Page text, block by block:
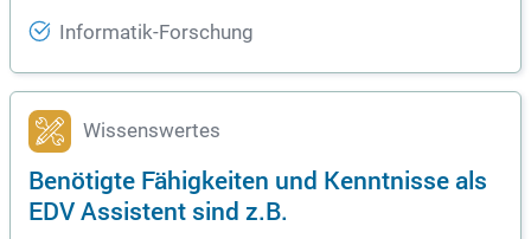
Informatik-Forschung
Wissenswertes
Benötigte Fähigkeiten und Kenntnisse als
EDV Assistent sind z.B.